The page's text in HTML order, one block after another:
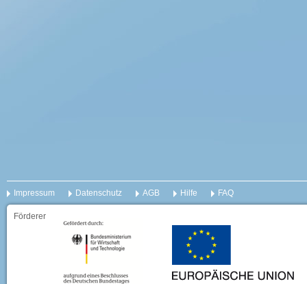
Impressum Datenschutz AGB Hilfe FAQ
Förderer